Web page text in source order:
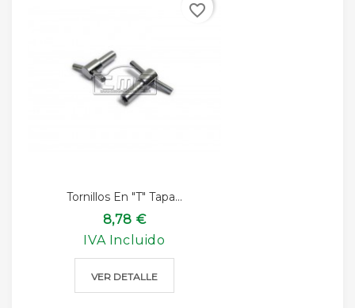
Tornillos En "T" Tapa...
8,78 €
IVA Incluido
VER DETALLE
favorite_border